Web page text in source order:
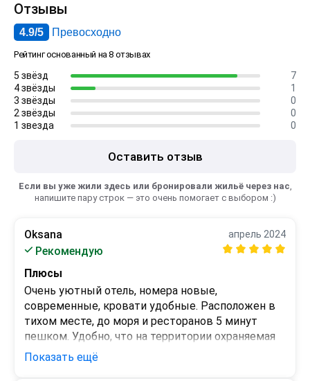
Отзывы
4.9/5 Превосходно
Рейтинг основанный на 8 отзывах
5 звёзд
7
4 звёзды
1
3 звёзды
0
2 звёзды
0
1 звезда
0
Оставить отзыв
Если вы уже жили здесь или бронировали жильё через нас,
напишите пару строк — это очень помогает с выбором :)
Oksana
Рекомендую
апрель 2024
Плюсы
Очень уютный отель, номера новые,
современные, кровати удобные. Расположен в
тихом месте, до моря и ресторанов 5 минут
пешком. Удобно, что на территории охраняемая
парковка. И особенно порадовали бассейн и
Показать ещё